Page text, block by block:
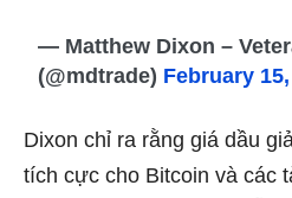
— Matthew Dixon –
(@mdtrade) February
Dixon chỉ ra rằng giá dầu
tích cực cho Bitcoin và các